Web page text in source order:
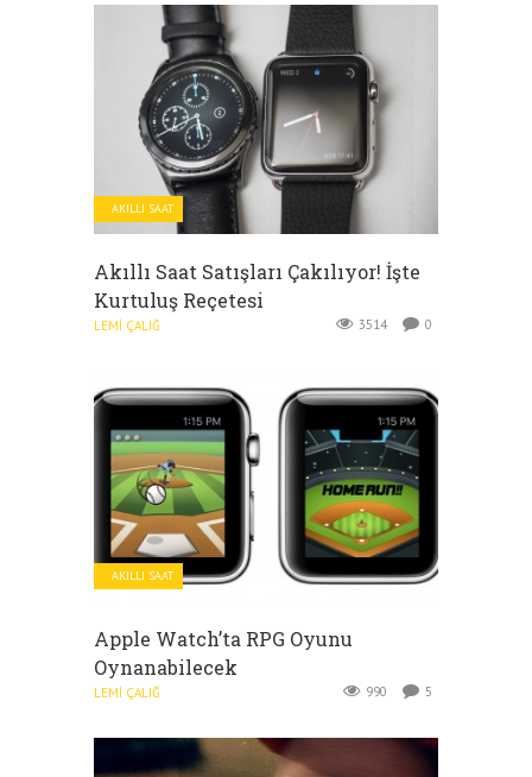
AKILLI SAAT
Akıllı Saat Satışları Çakılıyor! İşte
Kurtuluş Reçetesi
LEMI ÇALIĞ 3514 0
AKILLI SAAT
Apple Watch’ta RPG Oyunu
Oynanabilecek
LEMI ÇALIĞ 990 5